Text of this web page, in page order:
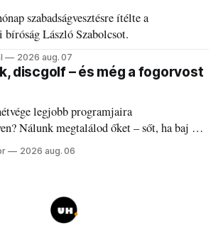
szabadságvesztésre ítélte a
László Szabolcsot.
2026 aug. 07
discgolf – és még a fogorvost
legjobb programjaira
Nálunk megtalálod őket – sőt, ha baj van
ügyeletet is!
2026 aug. 06